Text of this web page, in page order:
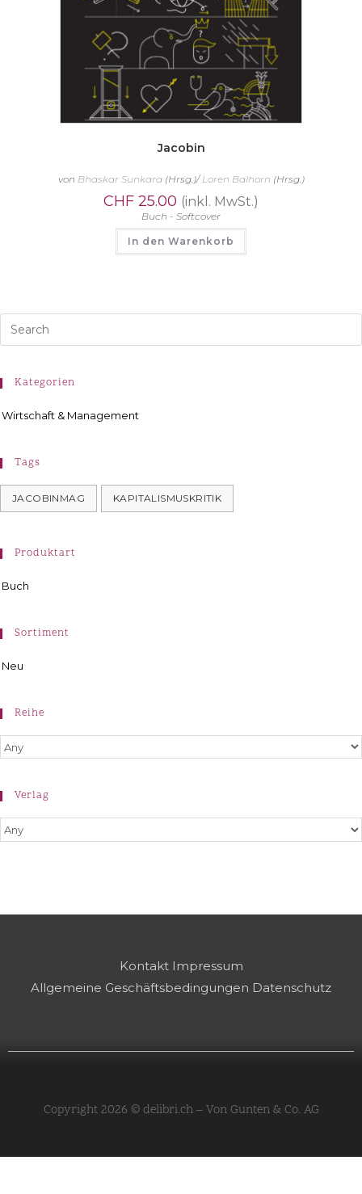
Jacobin
von Bhaskar Sunkara(Hrsg.)/Loren Balhorn (Hrsg.)
CHF 25.00 (inkl. MwSt.)
Buch - Softcover
In den Warenkorb
Kategorien
Wirtschaft & Management
Tags
JACOBINMAG KAPITALISMUSKRITIK
Produktart
Buch
Sortiment
Neu
Reihe
Verlag
Kontakt Impressum
Allgemeine Geschäftsbedingungen Datenschutz
Copyright 2026 © delibri.ch – Von Gunten & Co. AG